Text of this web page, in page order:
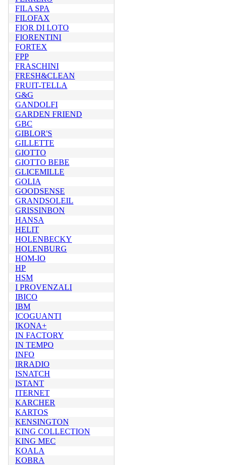
FILA SPA
FILOFAX
FIOR DI LOTO
FIORENTINI
FORTEX
FPP
FRASCHINI
FRESH&CLEAN
FRUIT-TELLA
G&G
GANDOLFI
GARDEN FRIEND
GBC
GIBLOR'S
GILLETTE
GIOTTO
GIOTTO BEBE
GLICEMILLE
GOLIA
GOODSENSE
GRANDSOLEIL
GRISSINBON
HANSA
HELIT
HOLENBECKY
HOLENBURG
HOM-IO
HP
HSM
I PROVENZALI
IBICO
IBM
ICOGUANTI
IKONA+
IN FACTORY
IN TEMPO
INFO
IRRADIO
ISNATCH
ISTANT
ITERNET
KARCHER
KARTOS
KENSINGTON
KING COLLECTION
KING MEC
KOALA
KOBRA